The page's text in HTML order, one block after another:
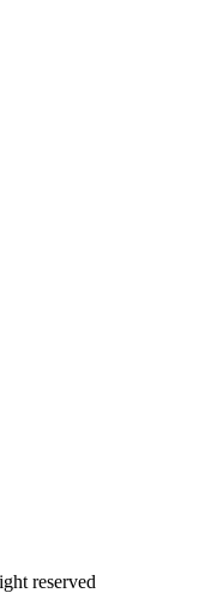
reserved